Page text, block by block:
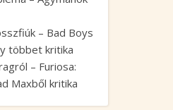
– Bad Boys
többet kritika
– Furiosa:
Maxből kritika